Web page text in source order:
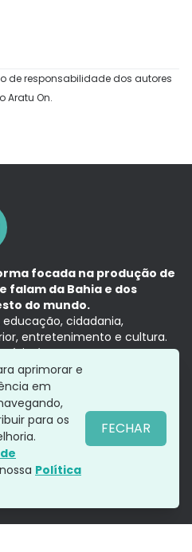
de responsabilidade dos autores
Aratu On.
focada na produção de
falam da Bahia e dos
do mundo.
cidadania,
entretenimento e cultura.
é no tempo presente,
Aratu.
aprimorar e
em
para os
Política
FECHAR